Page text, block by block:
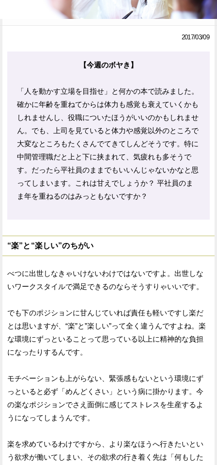
Facebook Twitter
る
2017/03/09
【今週のボヤき】
「人を動かす立場を目指せ」と何かの本で読みました。
確かに年齢を重ねてからは体力も感覚も衰えていくかも
しれませんし、役職についたほうがいいのかもしれませ
ん。でも、上司を見ていると体力や感覚以外のところで
大変なところもたくさんでてきてしんどそうです。特に
中間管理職だと上と下に挟まれて、気疲れも多そうで
す。だったら平社員のままでもいいんじゃないかなと思
ってしまいます。これは甘えでしょうか？ 平社員のま
ま年を重ねるのはみっともないですか？
“楽”と“楽しい”のちがい
べつに出世しなきゃいけないわけではないですよ。出世しな
いワークスタイルで満足できるのならそうすりゃいいです。
でも下のポジションに甘んじていれば責任も軽いですし楽だ
とは思いますが、“楽”と”楽しい”って全く違うんですよね。楽
な環境にずっといることって思っている以上に精神的な負担
になったりするんです。
モチベーションも上がらない、緊張感もないという環境にず
っといると必ず「めんどくさい」という病に掛かります。今
の楽なポジションでさえ面倒に感じてストレスを生産するよ
うになってしまうんです。
楽を求めているわけですから、より楽なほうへ行きたいとい
う欲求が働いてしまい、その欲求の行き着く先は「何もした